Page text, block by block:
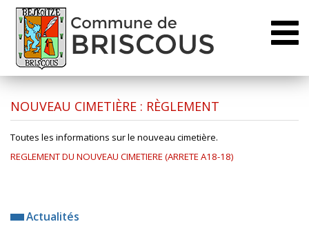
NOUVEAU CIMETIÈRE : RÈGLEMENT
Toutes les informations sur le nouveau cimetière.
REGLEMENT DU NOUVEAU CIMETIERE (ARRETE A18-18)
Actualités